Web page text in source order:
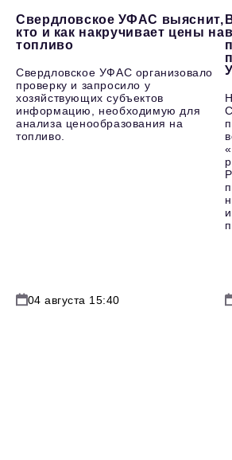
Свердловское УФАС выяснит,
кто и как накручивает цены на
топливо
Свердловское УФАС организовало
проверку и запросило у
хозяйствующих субъектов
информацию, необходимую для
анализа ценообразования на
топливо.
04 августа 15:40